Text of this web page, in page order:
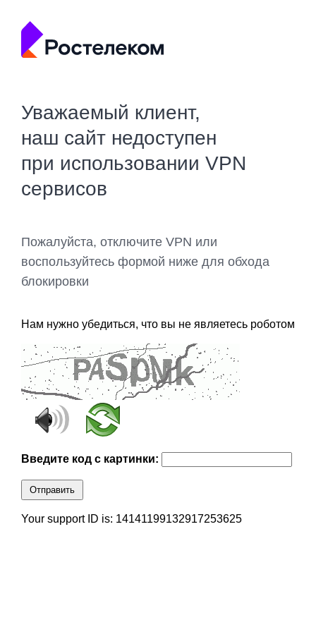
Уважаемый клиент,
наш сайт недоступен
при использовании VPN
сервисов
Пожалуйста, отключите VPN или
воспользуйтесь формой ниже для обхода
блокировки
Нам нужно убедиться, что вы не являетесь роботом
Введите код с картинки:
Отправить
Your support ID is: 14141199132917253625